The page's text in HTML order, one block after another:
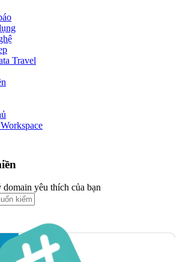
Travel
yêu thích của bạn